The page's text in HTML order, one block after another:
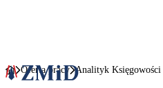
Oferta pracy Analityk Księgowości